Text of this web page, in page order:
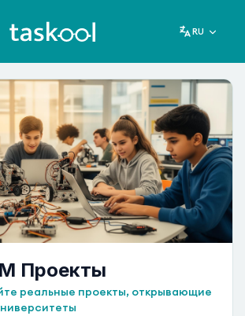
RU
Проекты
реальные проекты, открывающие